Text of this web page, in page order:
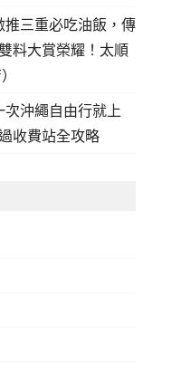
推三重必吃油飯，傳
料大賞榮耀！太順
次沖繩自由行就上
收費站全攻略